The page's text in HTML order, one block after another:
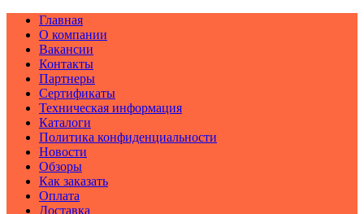
Главная
О компании
Вакансии
Контакты
Партнеры
Сертификаты
Техническая информация
Каталоги
Политика конфиденциальности
Новости
Обзоры
Как заказать
Оплата
Доставка